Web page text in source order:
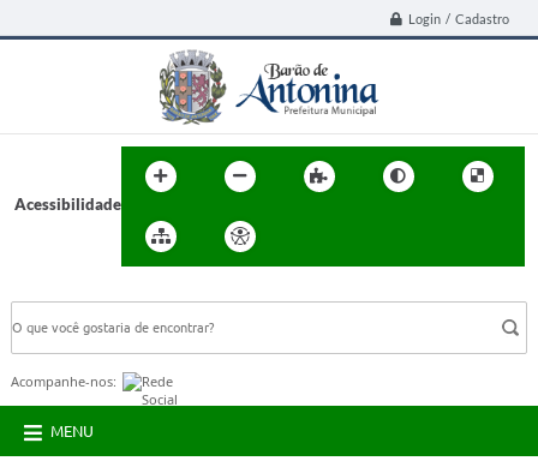
Login / Cadastro
Acessibilidade
Acompanhe-nos:
MENU